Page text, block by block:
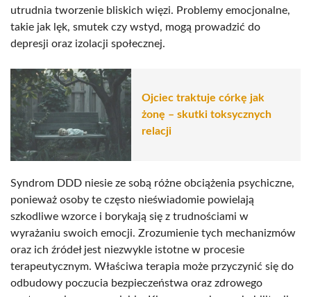
utrudnia tworzenie bliskich więzi. Problemy emocjonalne,
takie jak lęk, smutek czy wstyd, mogą prowadzić do
depresji oraz izolacji społecznej.
Ojciec traktuje córkę jak
żonę – skutki toksycznych
relacji
Syndrom DDD niesie ze sobą różne obciążenia psychiczne,
ponieważ osoby te często nieświadomie powielają
szkodliwe wzorce i borykają się z trudnościami w
wyrażaniu swoich emocji. Zrozumienie tych mechanizmów
oraz ich źródeł jest niezwykle istotne w procesie
terapeutycznym. Właściwa terapia może przyczynić się do
odbudowy poczucia bezpieczeństwa oraz zdrowego